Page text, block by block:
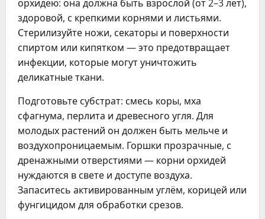
орхидею: она должна быть взрослой (от 2–3 лет),
здоровой, с крепкими корнями и листьями.
Стерилизуйте ножи, секаторы и поверхности
спиртом или кипятком — это предотвращает
инфекции, которые могут уничтожить
деликатные ткани.
Подготовьте субстрат: смесь коры, мха
сфагнума, перлита и древесного угля. Для
молодых растений он должен быть мельче и
воздухопроницаемым. Горшки прозрачные, с
дренажными отверстиями — корни орхидей
нуждаются в свете и доступе воздуха.
Запаситесь активированным углём, корицей или
фунгицидом для обработки срезов.